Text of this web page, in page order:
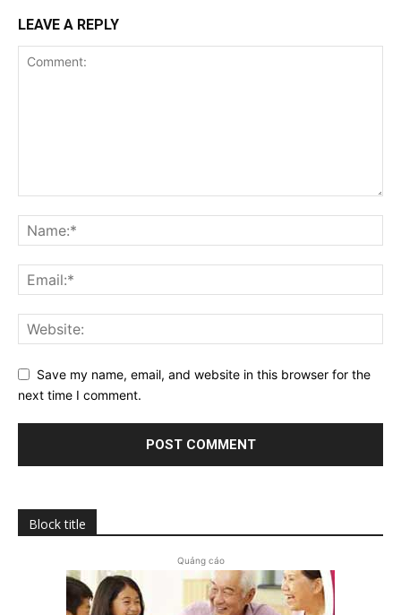
LEAVE A REPLY
Save my name, email, and website in this browser for the
next time I comment.
Block title
Quảng cáo